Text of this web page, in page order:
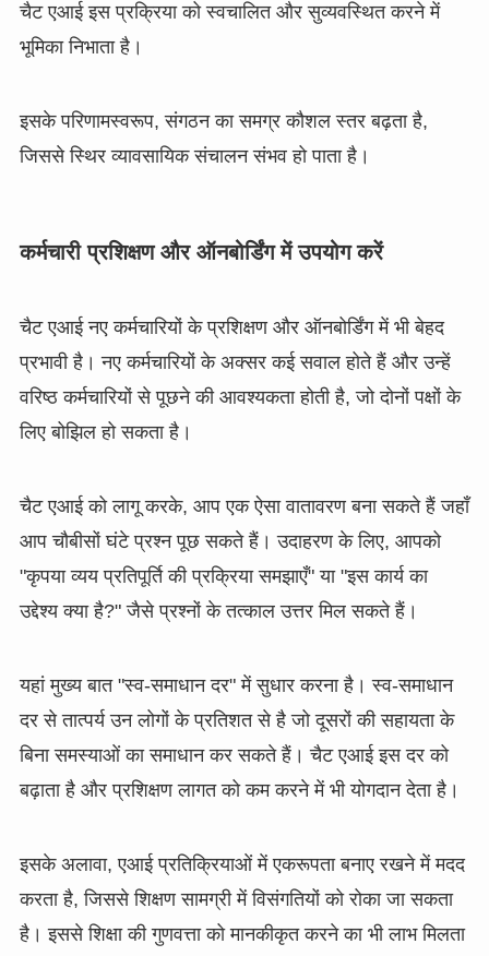
चैट एआई इस प्रक्रिया को स्वचालित और सुव्यवस्थित करने में
भूमिका निभाता है।
इसके परिणामस्वरूप, संगठन का समग्र कौशल स्तर बढ़ता है,
जिससे स्थिर व्यावसायिक संचालन संभव हो पाता है।
कर्मचारी प्रशिक्षण और ऑनबोर्डिंग में उपयोग करें
चैट एआई नए कर्मचारियों के प्रशिक्षण और ऑनबोर्डिंग में भी बेहद
प्रभावी है। नए कर्मचारियों के अक्सर कई सवाल होते हैं और उन्हें
वरिष्ठ कर्मचारियों से पूछने की आवश्यकता होती है, जो दोनों पक्षों के
लिए बोझिल हो सकता है।
चैट एआई को लागू करके, आप एक ऐसा वातावरण बना सकते हैं जहाँ
आप चौबीसों घंटे प्रश्न पूछ सकते हैं। उदाहरण के लिए, आपको
"कृपया व्यय प्रतिपूर्ति की प्रक्रिया समझाएँ" या "इस कार्य का
उद्देश्य क्या है?" जैसे प्रश्नों के तत्काल उत्तर मिल सकते हैं।
यहां मुख्य बात "स्व-समाधान दर" में सुधार करना है। स्व-समाधान
दर से तात्पर्य उन लोगों के प्रतिशत से है जो दूसरों की सहायता के
बिना समस्याओं का समाधान कर सकते हैं। चैट एआई इस दर को
बढ़ाता है और प्रशिक्षण लागत को कम करने में भी योगदान देता है।
इसके अलावा, एआई प्रतिक्रियाओं में एकरूपता बनाए रखने में मदद
करता है, जिससे शिक्षण सामग्री में विसंगतियों को रोका जा सकता
है। इससे शिक्षा की गुणवत्ता को मानकीकृत करने का भी लाभ मिलता